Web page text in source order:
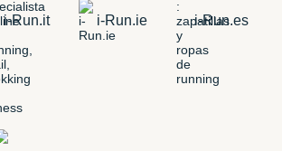
i-Run.it i-Run.ie i-Run.es